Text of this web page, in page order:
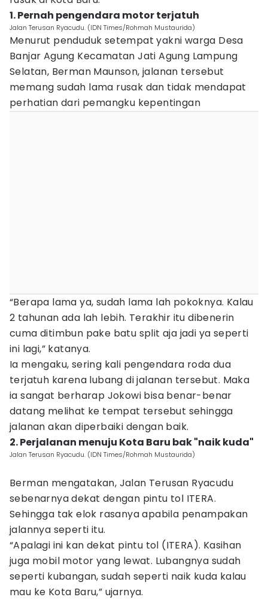
1. Pernah pengendara motor terjatuh
Jalan Terusan Ryacudu. (IDN Times/Rohmah Mustaurida)
Menurut penduduk setempat yakni warga Desa
Banjar Agung Kecamatan Jati Agung Lampung
Selatan, Berman Maunson, jalanan tersebut
memang sudah lama rusak dan tidak mendapat
perhatian dari pemangku kepentingan
“Berapa lama ya, sudah lama lah pokoknya. Kalau
2 tahunan ada lah lebih. Terakhir itu dibenerin
cuma ditimbun pake batu split aja jadi ya seperti
ini lagi,” katanya.
Ia mengaku, sering kali pengendara roda dua
terjatuh karena lubang di jalanan tersebut. Maka
ia sangat berharap Jokowi bisa benar-benar
datang melihat ke tempat tersebut sehingga
jalanan akan diperbaiki dengan baik.
2. Perjalanan menuju Kota Baru bak "naik kuda"
Jalan Terusan Ryacudu. (IDN Times/Rohmah Mustaurida)
Berman mengatakan, Jalan Terusan Ryacudu
sebenarnya dekat dengan pintu tol ITERA.
Sehingga tak elok rasanya apabila penampakan
jalannya seperti itu.
“Apalagi ini kan dekat pintu tol (ITERA). Kasihan
juga mobil motor yang lewat. Lubangnya sudah
seperti kubangan, sudah seperti naik kuda kalau
mau ke Kota Baru,” ujarnya.